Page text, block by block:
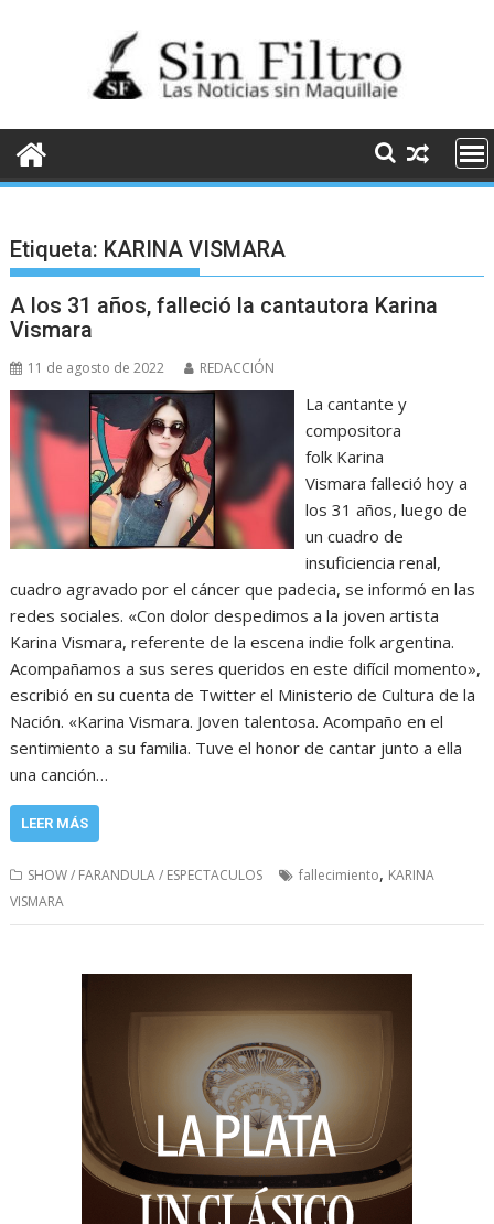
Etiqueta: KARINA VISMARA
A los 31 años, falleció la cantautora Karina
Vismara
11 de agosto de 2022 REDACCIÓN
La cantante y
compositora
folk Karina
Vismara falleció hoy a
los 31 años, luego de
un cuadro de
insuficiencia renal,
cuadro agravado por el cáncer que padecia, se informó en las
redes sociales. «Con dolor despedimos a la joven artista
Karina Vismara, referente de la escena indie folk argentina.
Acompañamos a sus seres queridos en este difícil momento»,
escribió en su cuenta de Twitter el Ministerio de Cultura de la
Nación. «Karina Vismara. Joven talentosa. Acompaño en el
sentimiento a su familia. Tuve el honor de cantar junto a ella
una canción…
LEER MÁS
SHOW / FARANDULA / ESPECTACULOS fallecimiento, KARINA
VISMARA